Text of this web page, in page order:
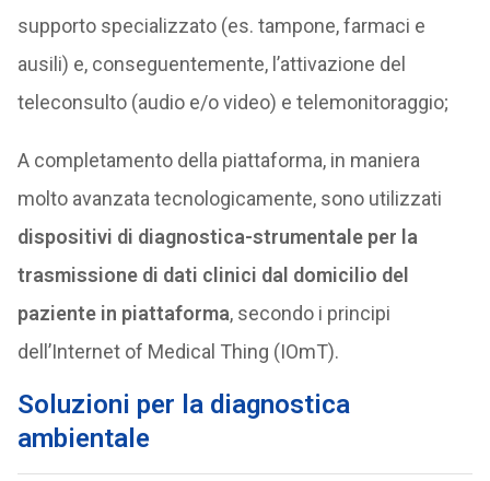
supporto specializzato (es. tampone, farmaci e
ausili) e, conseguentemente, l’attivazione del
teleconsulto (audio e/o video) e telemonitoraggio;
A completamento della piattaforma, in maniera
molto avanzata tecnologicamente, sono utilizzati
dispositivi di diagnostica-strumentale per la
trasmissione di dati clinici dal domicilio del
paziente in piattaforma, secondo i principi
dell’Internet of Medical Thing (IOmT).
Soluzioni per la diagnostica
ambientale